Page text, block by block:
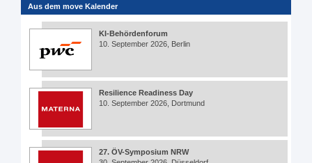
Aus dem move Kalender
KI-Behördenforum
10. September 2026, Berlin
Resilience Readiness Day
10. September 2026, Dortmund
27. ÖV-Symposium NRW